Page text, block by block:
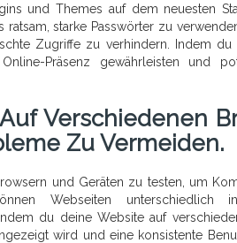
und Themes auf dem neuesten
starke Passwörter zu
Zugriffe zu verhindern. Indem
Präsenz gewährleisten und
Verschiedenen
Zu Vermeiden.
und Geräten zu testen, um
Webseiten unterschiedlich
du deine Website auf
wird und eine konsistente